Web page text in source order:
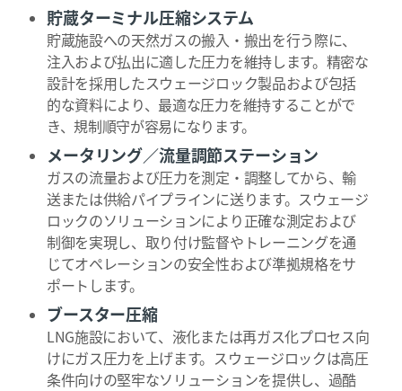
貯蔵ターミナル圧縮システム
貯蔵施設への天然ガスの搬入・搬出を行う際に、
注入および払出に適した圧力を維持します。精密な
設計を採用したスウェージロック製品および包括
的な資料により、最適な圧力を維持することがで
き、規制順守が容易になります。
メータリング／流量調節ステーション
ガスの流量および圧力を測定・調整してから、輸
送または供給パイプラインに送ります。スウェージ
ロックのソリューションにより正確な測定および
制御を実現し、取り付け監督やトレーニングを通
じてオペレーションの安全性および準拠規格をサ
ポートします。
ブースター圧縮
LNG施設において、液化または再ガス化プロセス向
けにガス圧力を上げます。スウェージロックは高圧
条件向けの堅牢なソリューションを提供し、過酷